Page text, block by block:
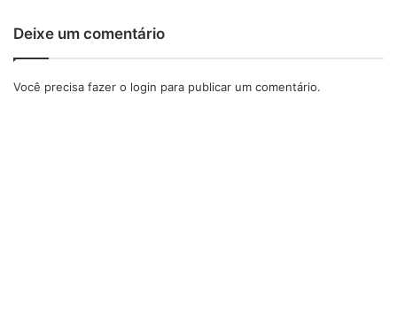
Deixe um comentário
Você precisa fazer o login para publicar um comentário.